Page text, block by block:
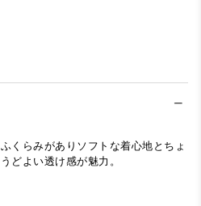
ふくらみがありソフトな着心地とちょ
うどよい透け感が魅力。